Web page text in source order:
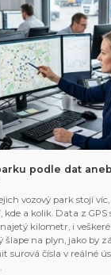
podle dat
vozový park stojí víc,
kde a kolik. Data z
kilometr, i
na plyn, jako by
surová čísla v reálné